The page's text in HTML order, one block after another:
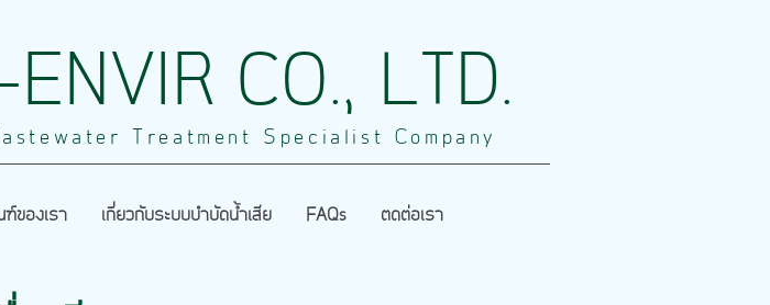
ENVIR CO., LTD.
Treatment Specialist Company
ของเรา เกี่ยวกับระบบบำบัดน้ำเสีย FAQs ติดต่อเรา